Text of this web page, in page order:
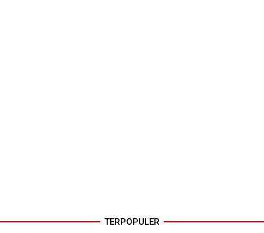
TERPOPULER